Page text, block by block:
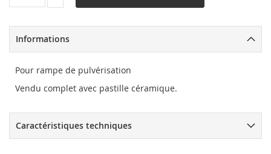
Informations
Pour rampe de pulvérisation
Vendu complet avec pastille céramique.
Caractéristiques techniques